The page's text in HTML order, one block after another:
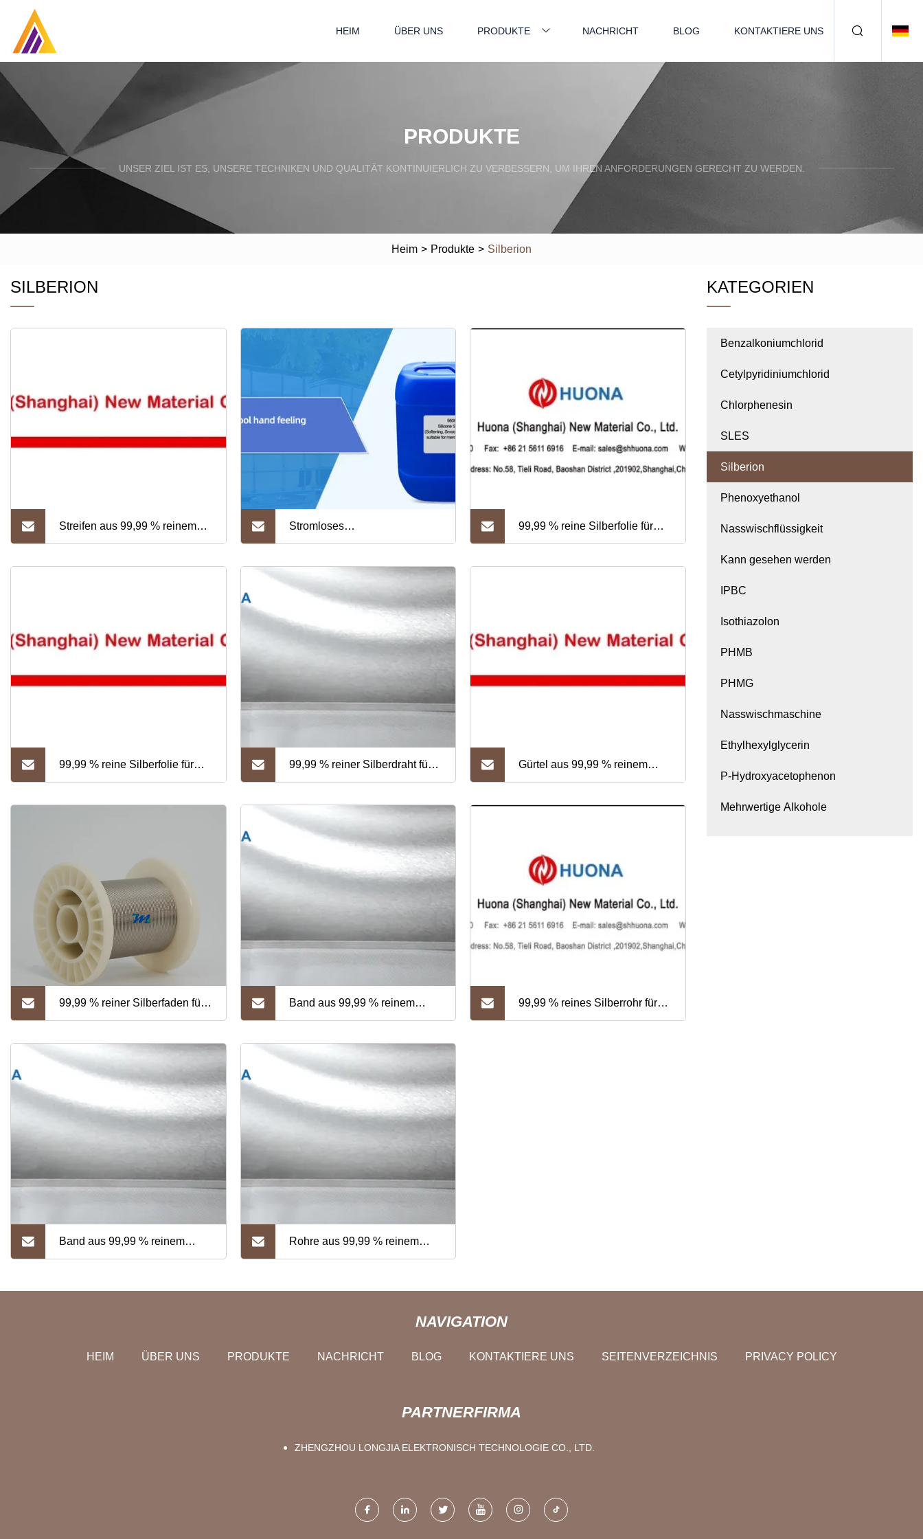
HEIM ÜBER UNS PRODUKTE NACHRICHT BLOG KONTAKTIERE UNS
PRODUKTE
UNSER ZIEL IST ES, UNSERE TECHNIKEN UND QUALITÄT KONTINUIERLICH ZU VERBESSERN, UM IHREN ANFORDERUNGEN GERECHT ZU WERDEN.
Heim > Produkte > Silberion
SILBERION
Streifen aus 99,99 % reinem Stromloses
(Umweltschutz)
99,99 % reine Silberfolie für
99,99 % reine Silberfolie für
Ausrüstung
99,99 % reiner Silberdraht für
Luftfahrt, medizinische Geräte
Gürtel aus 99,99 % reinem
99,99 % reiner Silberfaden für Band aus 99,99 % reinem 99,99 % reines Silberrohr für
Band aus 99,99 % reinem Rohre aus 99,99 % reinem
KATEGORIEN
Benzalkoniumchlorid
Cetylpyridiniumchlorid
Chlorphenesin
SLES
Silberion
Phenoxyethanol
Nasswischflüssigkeit
Kann gesehen werden
IPBC
Isothiazolon
PHMB
PHMG
Nasswischmaschine
Ethylhexylglycerin
P-Hydroxyacetophenon
Mehrwertige Alkohole
NAVIGATION
HEIM ÜBER UNS PRODUKTE NACHRICHT BLOG KONTAKTIERE UNS SEITENVERZEICHNIS PRIVACY POLICY
PARTNERFIRMA
ZHENGZHOU LONGJIA ELEKTRONISCH TECHNOLOGIE CO., LTD.